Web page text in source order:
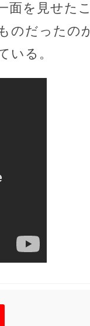
面を見せた
のだったの
いる。